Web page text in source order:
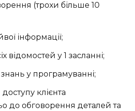
(трохи більше 10
інформації;
відомостей у 1 засланні;
знань у програмуванні;
клієнта
до обговорення деталей та